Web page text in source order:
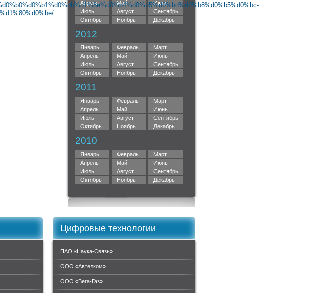
Апрель
Май
Июнь
Июль
Август
Сентябрь
Октябрь
Ноябрь Декабрь
2012
Январь Февраль
Март
Апрель
Май
Июнь
Июль
Август
Сентябрь
Октябрь
Ноябрь Декабрь
2011
Январь Февраль
Март
Апрель
Май
Июнь
Июль
Август
Сентябрь
Октябрь
Ноябрь Декабрь
2010
Январь Февраль
Март
Апрель
Май
Июнь
Июль
Август
Сентябрь
Октябрь
Ноябрь Декабрь
Цифровые технологии
ПАО «Наука-Связь»
ООО «Автелком»
ООО «Вега-Газ»